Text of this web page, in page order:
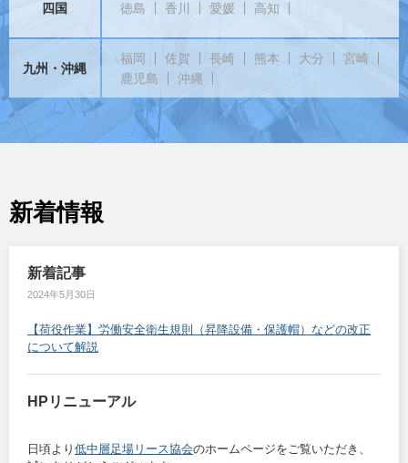
四国 徳島 香川 愛媛 高知
九州・沖縄
福岡 佐賀 長崎 熊本 大分
宮崎
鹿児島
沖縄
新着情報
新着記事
2024年5月30日
【荷役作業】労働安全衛生規則（昇降設備・保護帽）などの改正
について解説
HPリニューアル
日頃より 低中層足場リース協会のホームページをご覧いただき、